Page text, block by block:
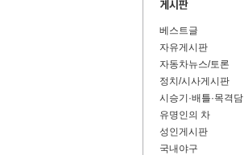
베스트글
자유게시판
자동차뉴스/토론
정치/시사게시판
시승기·배틀·목격담
유명인의 차
성인게시판
국내야구